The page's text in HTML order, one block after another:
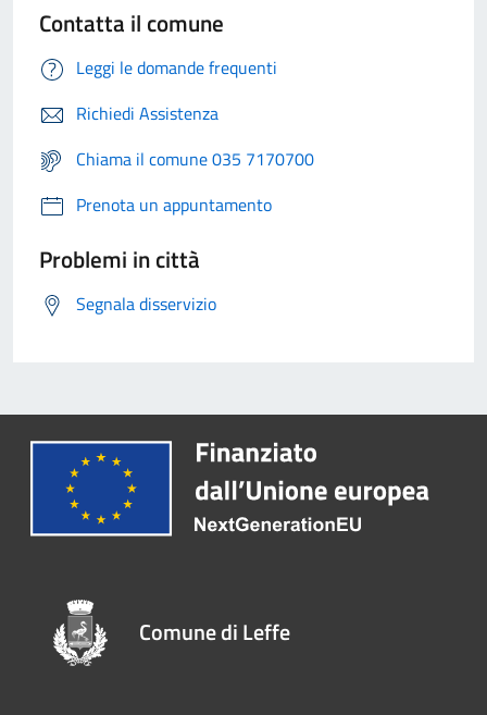
Contatta il comune
Leggi le domande frequenti
Richiedi Assistenza
Chiama il comune 035 7170700
Prenota un appuntamento
Problemi in città
Segnala disservizio
Comune di Leffe